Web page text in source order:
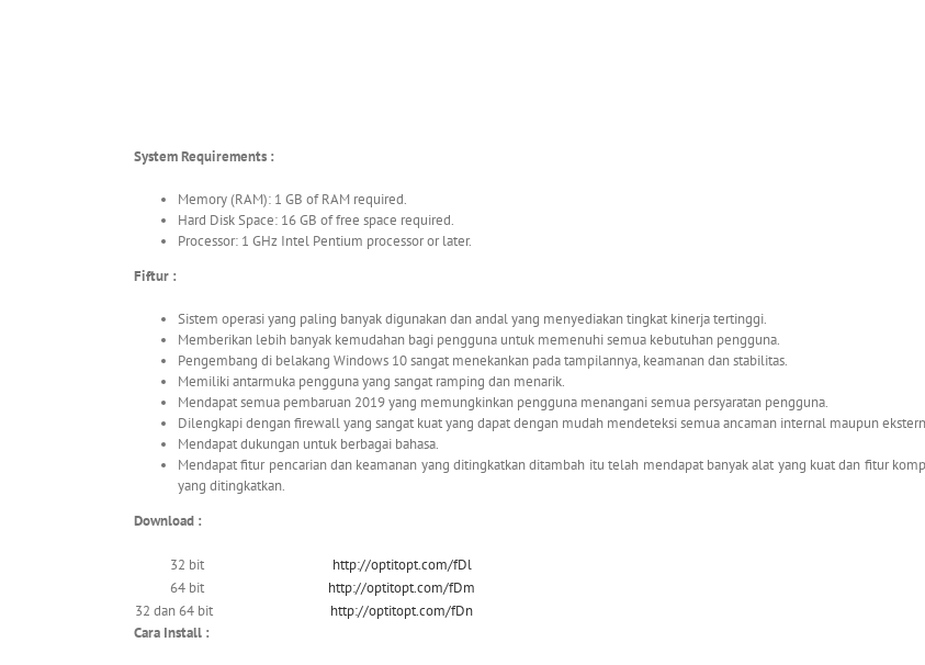
System Requirements :
Memory (RAM): 1 GB of RAM required.
Hard Disk Space: 16 GB of free space required.
Processor: 1 GHz Intel Pentium processor or later.
Fiftur :
Sistem operasi yang paling banyak digunakan dan andal yang menyediakan tingkat kinerja tertinggi.
Memberikan lebih banyak kemudahan bagi pengguna untuk memenuhi semua kebutuhan pengguna.
Pengembang di belakang Windows 10 sangat menekankan pada tampilannya, keamanan dan stabilitas.
Memiliki antarmuka pengguna yang sangat ramping dan menarik.
Mendapat semua pembaruan 2019 yang memungkinkan pengguna menangani semua persyaratan pengguna.
Dilengkapi dengan firewall yang sangat kuat yang dapat dengan mudah mendeteksi semua ancaman internal maupun
Mendapat dukungan untuk berbagai bahasa.
Mendapat fitur pencarian dan keamanan yang ditingkatkan ditambah itu telah mendapat banyak alat yang kuat dan fitur
yang ditingkatkan.
Download :
32 bit
http://optitopt.com/fDl
64 bit
http://optitopt.com/fDm
32 dan 64 bit
http://optitopt.com/fDn
Cara Install :